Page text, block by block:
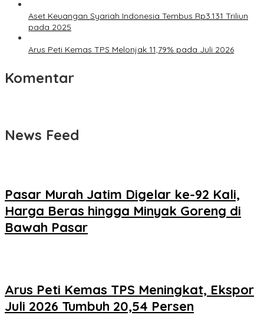
Aset Keuangan Syariah Indonesia Tembus Rp3.131 Triliun
pada 2025
Arus Peti Kemas TPS Melonjak 11,79% pada Juli 2026
Komentar
News Feed
Pasar Murah Jatim Digelar ke-92 Kali,
Harga Beras hingga Minyak Goreng di
Bawah Pasar
Arus Peti Kemas TPS Meningkat, Ekspor
Juli 2026 Tumbuh 20,54 Persen